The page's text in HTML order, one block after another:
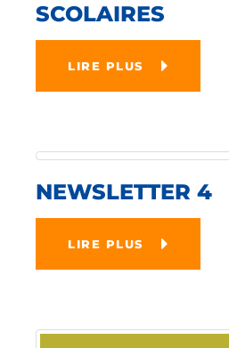
SCOLAIRES
LIRE PLUS
NEWSLETTER 4
LIRE PLUS